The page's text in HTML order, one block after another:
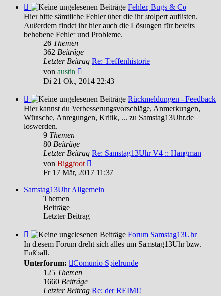
Feed
-
Fehler,
Bugs
Fehler, Bugs & Co
Hier bitte sämtliche Fehler über die ihr stolpert auflisten.
Außerdem findet ihr hier auch die Lösungen für bereits
behobene Fehler und Probleme.
26 Themen
362 Beiträge
Letzter Beitrag Re: Treffenhistorie
von austin
Beitrag
Di 21 Okt, 2014 22:43
Feed
-
Rückmeldungen
-
Feedback
Rückmeldungen - Feedback
Hier kannst du Verbesserungsvorschläge, Anmerkungen,
Wünsche, Anregungen, Kritik, ... zu Samstag13Uhr.de
loswerden.
9 Themen
80 Beiträge
Letzter Beitrag Re: Samstag13Uhr V4 :: Hangman
von Biggfoot
Beitrag
Fr 17 Mär, 2017 11:37
Samstag13Uhr Allgemein
Themen
Beiträge
Letzter Beitrag
Feed
-
Forum
Samstag13Uhr
Forum Samstag13Uhr
In diesem Forum dreht sich alles um Samstag13Uhr bzw.
Fußball.
Unterforum:
Comunio Spielrunde
125 Themen
1660 Beiträge
Letzter Beitrag Re: der REIM!!